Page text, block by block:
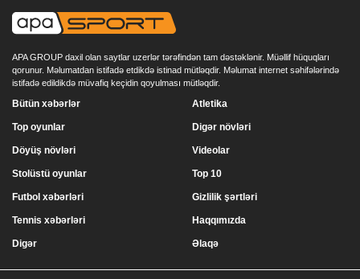
APA GROUP daxil olan saytlar uzerlər tərəfindən tam dəstəklənir. Müəllif hüquqları
qorunur. Məlumatdan istifadə etdikdə istinad mütləqdir. Məlumat internet səhifələrində
istifadə edildikdə müvafiq keçidin qoyulması mütləqdir.
Bütün xəbərlər
Top oyunlar
Döyüş növləri
Stolüstü oyunlar
Atletika
Digər növləri
Videolar
Top 10
Futbol xəbərləri
Tennis xəbərləri
Digər
Gizlilik şərtləri
Haqqımızda
Əlaqə